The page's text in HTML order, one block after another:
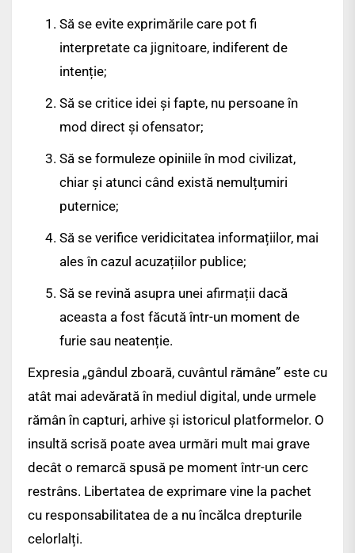
Să se evite exprimările care pot fi
interpretate ca jignitoare, indiferent de
intenție;
Să se critice idei și fapte, nu persoane în
mod direct și ofensator;
Să se formuleze opiniile în mod civilizat,
chiar și atunci când există nemulțumiri
puternice;
Să se verifice veridicitatea informațiilor, mai
ales în cazul acuzațiilor publice;
Să se revină asupra unei afirmații dacă
aceasta a fost făcută într-un moment de
furie sau neatenție.
Expresia „gândul zboară, cuvântul rămâne” este cu
atât mai adevărată în mediul digital, unde urmele
rămân în capturi, arhive și istoricul platformelor. O
insultă scrisă poate avea urmări mult mai grave
decât o remarcă spusă pe moment într-un cerc
restrâns. Libertatea de exprimare vine la pachet
cu responsabilitatea de a nu încălca drepturile
celorlalți.